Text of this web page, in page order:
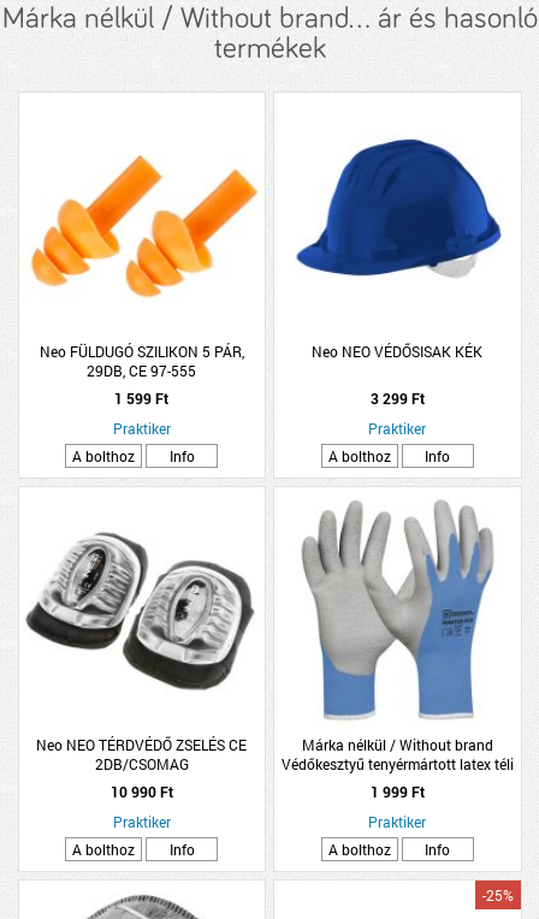
Márka nélkül / Without brand... ár és hasonló
termékek
Neo FÜLDUGÓ SZILIKON 5 PÁR,
29DB, CE 97-555
1 599 Ft
Praktiker
A bolthoz
Info
Neo NEO VÉDŐSISAK KÉK
3 299 Ft
Praktiker
A bolthoz
Info
Neo NEO TÉRDVÉDŐ ZSELÉS CE
2DB/CSOMAG
10 990 Ft
Praktiker
A bolthoz
Info
Márka nélkül / Without brand
Védőkesztyű tenyérmártott latex téli
'Winter Eco' 9
1 999 Ft
Praktiker
A bolthoz
Info
-25%